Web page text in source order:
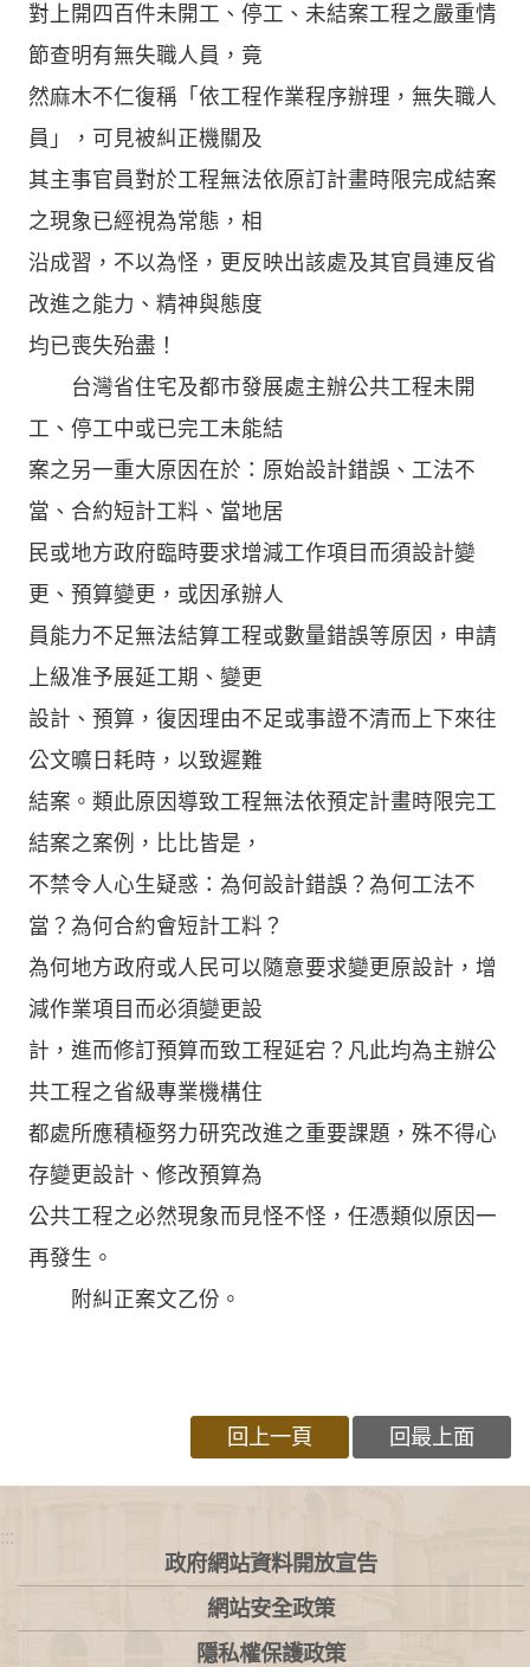
對上開四百件未開工、停工、未結案工程之嚴重情
節查明有無失職人員，竟
然麻木不仁復稱「依工程作業程序辦理，無失職人
員」，可見被糾正機關及
其主事官員對於工程無法依原訂計畫時限完成結案
之現象已經視為常態，相
沿成習，不以為怪，更反映出該處及其官員連反省
改進之能力、精神與態度
均已喪失殆盡！
台灣省住宅及都市發展處主辦公共工程未開
工、停工中或已完工未能結
案之另一重大原因在於：原始設計錯誤、工法不
當、合約短計工料、當地居
民或地方政府臨時要求增減工作項目而須設計變
更、預算變更，或因承辦人
員能力不足無法結算工程或數量錯誤等原因，申請
上級准予展延工期、變更
設計、預算，復因理由不足或事證不清而上下來往
公文曠日耗時，以致遲難
結案。類此原因導致工程無法依預定計畫時限完工
結案之案例，比比皆是，
不禁令人心生疑惑：為何設計錯誤？為何工法不
當？為何合約會短計工料？
為何地方政府或人民可以隨意要求變更原設計，增
減作業項目而必須變更設
計，進而修訂預算而致工程延宕？凡此均為主辦公
共工程之省級專業機構住
都處所應積極努力研究改進之重要課題，殊不得心
存變更設計、修改預算為
公共工程之必然現象而見怪不怪，任憑類似原因一
再發生。
附糾正案文乙份。
回上一頁 回最上面
:::
政府網站資料開放宣告
網站安全政策
隱私權保護政策